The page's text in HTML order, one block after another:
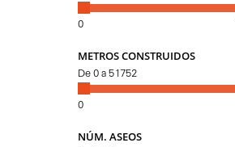
0
METROS CONSTRUIDOS
De 0 a 51752
0
NÚM. ASEOS